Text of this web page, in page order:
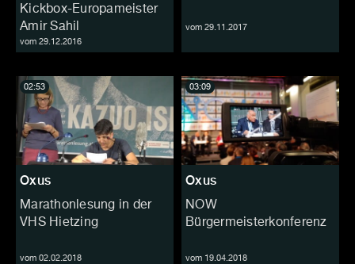
Kickbox-Europameister
Amir Sahil
vom 29.12.2016
vom 29.11.2017
Oxus
Marathonlesung in der
VHS Hietzing
vom 02.02.2018
02:53
Oxus
NOW
Bürgermeisterkonferenz
vom 19.04.2018
03:09